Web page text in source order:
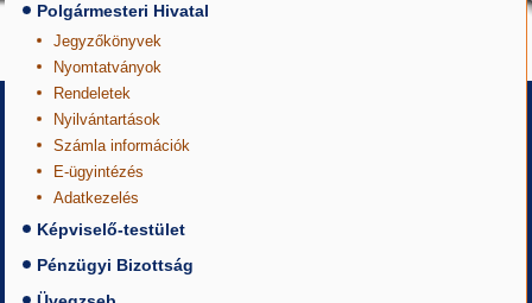
Polgármesteri Hivatal
Jegyzőkönyvek
Nyomtatványok
Rendeletek
Nyilvántartások
Számla információk
E-ügyintézés
Adatkezelés
Képviselő-testület
Pénzügyi Bizottság